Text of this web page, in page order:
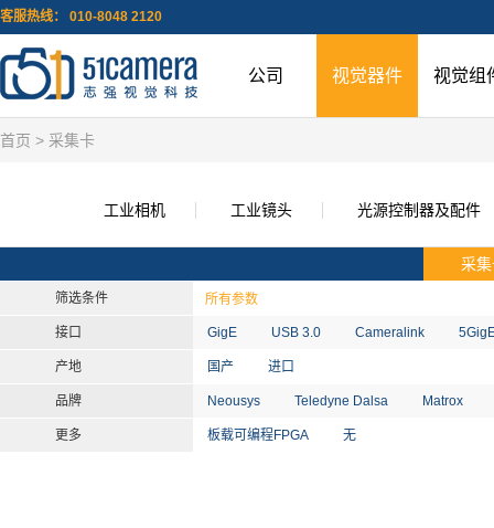
客服热线： 010-8048 2120
公司 视觉器件 视觉组
首页 > 采集卡
工业相机 工业镜头 光源控制器及配件
采
筛选条件 所有参数
接口 GigE USB 3.0 Cameralink
产地 国产 进口
品牌 Neousys Teledyne Dalsa Matrox
更多 板载可编程FPGA 无